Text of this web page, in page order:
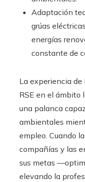
Adaptación
grúas
energías
constante de
La experiencia de
RSE en el ámbito
una palanca
ambientales
empleo. Cuando
compañías y las
sus metas
elevando la